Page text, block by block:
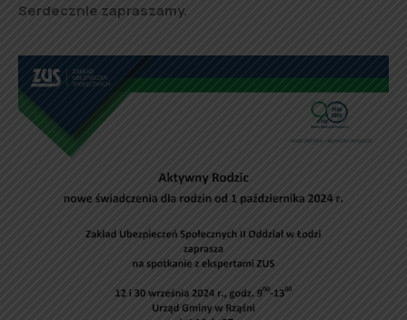
Serdecznie zapraszamy.